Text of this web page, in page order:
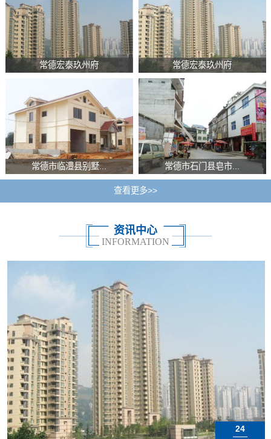
常德宏泰玖州府 常德宏泰玖州府
常德市临澧县别墅... 常德市石门县皂市...
查看更多>>
资讯中心
INFORMATION
24